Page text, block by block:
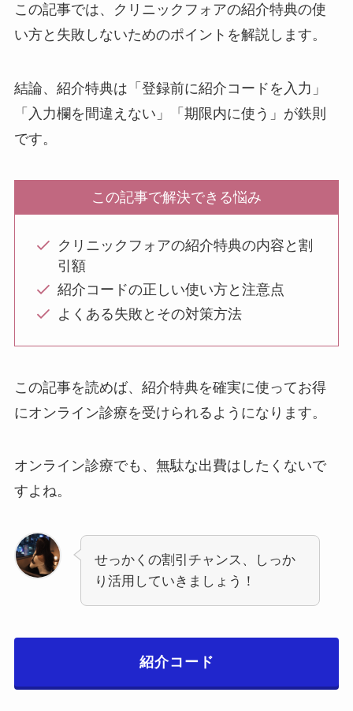
この記事では、クリニックフォアの紹介特典の使
い方と失敗しないためのポイントを解説します。
結論、紹介特典は「登録前に紹介コードを入力」
「入力欄を間違えない」「期限内に使う」が鉄則
です。
この記事で解決できる悩み
クリニックフォアの紹介特典の内容と割
引額
紹介コードの正しい使い方と注意点
よくある失敗とその対策方法
この記事を読めば、紹介特典を確実に使ってお得
にオンライン診療を受けられるようになります。
オンライン診療でも、無駄な出費はしたくないで
すよね。
せっかくの割引チャンス、しっか
り活用していきましょう！
紹介コード